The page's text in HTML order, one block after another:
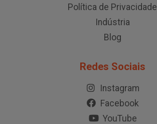
Política de Privacidade
Indústria
Blog
Redes Sociais
Instagram
Facebook
YouTube